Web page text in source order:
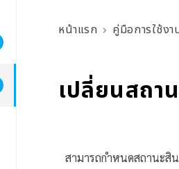
หน้าแรก คู่มือการใช้งา
เปลี่ยนสถา
สามารถกำหนดสถานะสิ